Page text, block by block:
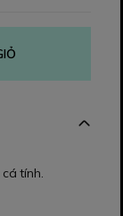
tính.